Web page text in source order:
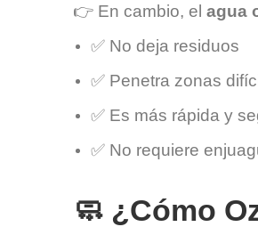
👉 En cambio, el agua
✅ No deja residuos
✅ Penetra zonas
✅ Es más rápida y
✅ No requiere
🧼 ¿Cómo